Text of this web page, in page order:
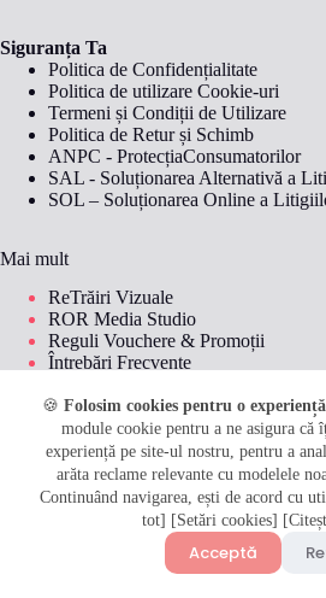
🎁 Peste 400 de idei de cadouri pline de
🍪 Folosim cookies pentru o
module cookie pentru a ne asigura că
experiență pe site-ul nostru, pentru a
arăta reclame relevante cu modelele
Continuând navigarea, ești de acord cu
tot] [Setări cookies]
Acceptă
Siguranța Ta
Politica de Confidențialitate
Politica de utilizare Cookie-uri
Termeni și Condiții de Utilizare
Politica de Retur și Schimb
ANPC - ProtecțiaConsumatorilor
SAL - Soluționarea Alternativă a
SOL – Soluționarea Online a
Mai mult
ReTrăiri Vizuale
ROR Media Studio
Reguli Vouchere & Promoții
Întrebări Frecvente
Metode de plată
© 2026Perfect Kids by Roro. Toate
Creat cu drag pentru
MIHAI ROXANA-BIANCA PFA |
Com.: F2026010792009 Strada Linia